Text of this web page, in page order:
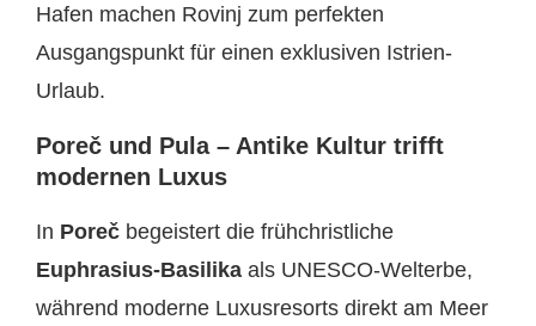
Hafen machen Rovinj zum perfekten
Ausgangspunkt für einen exklusiven Istrien-
Urlaub.
Poreč und Pula – Antike Kultur trifft
modernen Luxus
In Poreč begeistert die frühchristliche
Euphrasius-Basilika als UNESCO-Welterbe,
während moderne Luxusresorts direkt am Meer